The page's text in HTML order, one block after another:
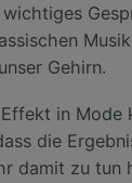
Gehirn.
in Mode
die
damit zu tun